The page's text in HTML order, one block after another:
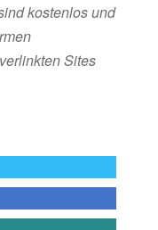
kostenlos und
Sites